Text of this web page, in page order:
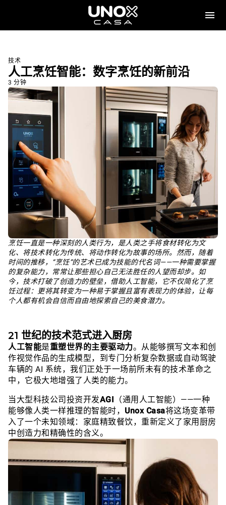
技术
人工烹饪智能：数字烹饪的新前沿
3 分钟
烹饪一直是一种深刻的人类行为，是人类之手将食材转化为文
化、将技术转化为传统、将动作转化为故事的场所。然而，随着
时间的推移，“烹饪”的艺术已成为技能的代名词——一种需要掌握
的复杂能力，常常让那些担心自己无法胜任的人望而却步。如
今，技术打破了创造力的壁垒，借助人工智能，它不仅简化了烹
饪过程：更将其转变为一种易于掌握且富有表现力的体验，让每
个人都有机会自信而自由地探索自己的美食潜力。
21 世纪的技术范式进入厨房
人工智能是重塑世界的主要驱动力。从能够撰写文本和创
作视觉作品的生成模型，到专门分析复杂数据或自动驾驶
车辆的 AI 系统，我们正处于一场前所未有的技术革命之
中，它极大地增强了人类的能力。
当大型科技公司投资开发AGI （通用人工智能）——一种
能够像人类一样推理的智能时， Unox Casa将这场变革带
入了一个未知领域：家庭精致餐饮，重新定义了家用厨房
中创造力和精确性的含义。